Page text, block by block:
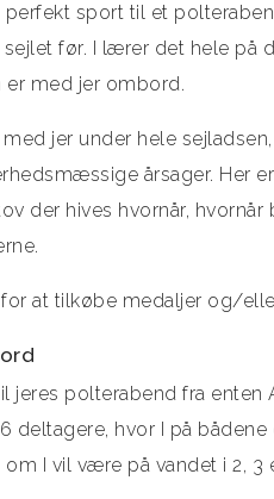
perfekt sport til et
sejlet før. I lærer det hele på
er med jer ombord.
med jer under hele
årsager. Her
der hives hvornår,
at tilkøbe medaljer og/
jeres polterabend fra enten
deltagere, hvor I på bådene
I vil være på vandet i 2, 3